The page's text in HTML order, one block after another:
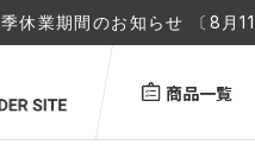
休業期間のお知らせ 〔8月
商品一覧